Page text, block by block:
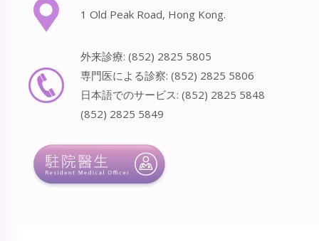
1 Old Peak Road, Hong Kong.
外来診療: (852) 2825 5805
専門医による診察: (852) 2825 5806
日本語でのサービス: (852) 2825 5848
(852) 2825 5849